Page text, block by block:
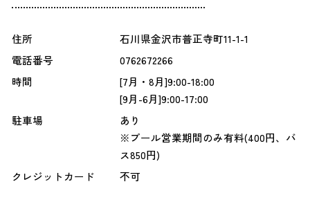
住所
石川県金沢市普正寺町11-1-1
電話番号
0762672266
時間
[7月・8月]9:00-18:00
[9月-6月]9:00-17:00
駐車場
あり
※プール営業期間のみ有料(400円、バ
ス850円)
クレジットカード
不可